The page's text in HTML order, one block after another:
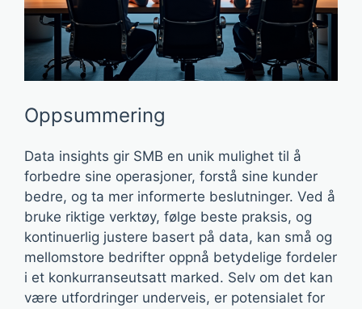
Oppsummering
Data insights gir SMB en unik mulighet til å
forbedre sine operasjoner, forstå sine kunder
bedre, og ta mer informerte beslutninger. Ved å
bruke riktige verktøy, følge beste praksis, og
kontinuerlig justere basert på data, kan små og
mellomstore bedrifter oppnå betydelige fordeler
i et konkurranseutsatt marked. Selv om det kan
være utfordringer underveis, er potensialet for